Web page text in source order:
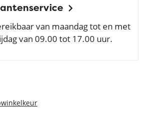
van maandag tot en met
van 09.00 tot 17.00 uur.